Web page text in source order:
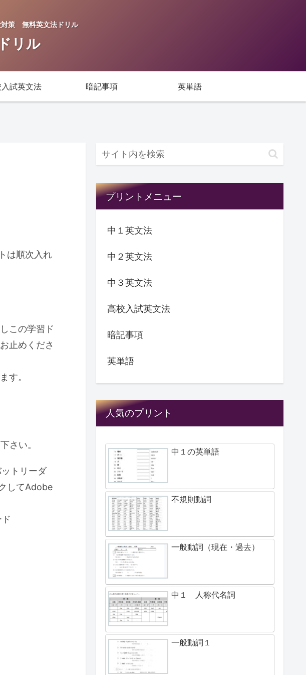
対策 無料英文法ドリル
リル
試英文法 暗記事項 英単語
は順次入れ
この学習ド
止めくださ
す。
さい。
トリーダ
してAdobe
プリントメニュー
中１英文法
中２英文法
中３英文法
高校入試英文法
暗記事項
英単語
人気のプリント
中１の英単語
不規則動詞
一般動詞（現在・過去）
中１ 人称代名詞
一般動詞１